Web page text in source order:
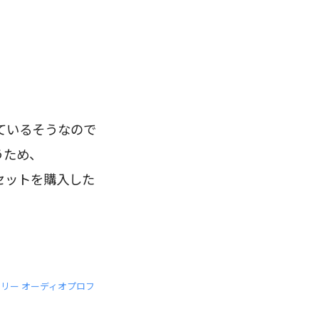
いるそうなので
め、
トを購入した
ー オーディオプロフ